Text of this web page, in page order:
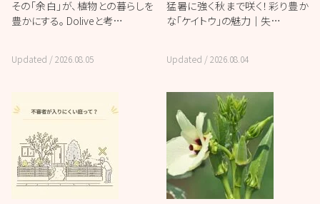
その「余白」が、植物との暮らしを
豊かにする。 Doliveと考…
Updated /2026.08.05
猛暑に強く秋まで咲く！彩り豊か
な「ケイトウ」の魅力｜失…
Updated /2026.08.04